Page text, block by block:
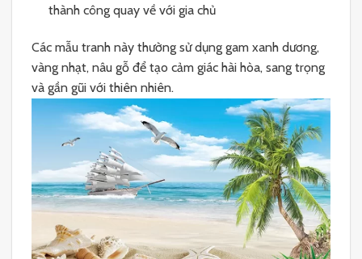
thành công quay về với gia chủ
Các mẫu tranh này thường sử dụng gam xanh dương,
vàng nhạt, nâu gỗ để tạo cảm giác hài hòa, sang trọng
và gần gũi với thiên nhiên.